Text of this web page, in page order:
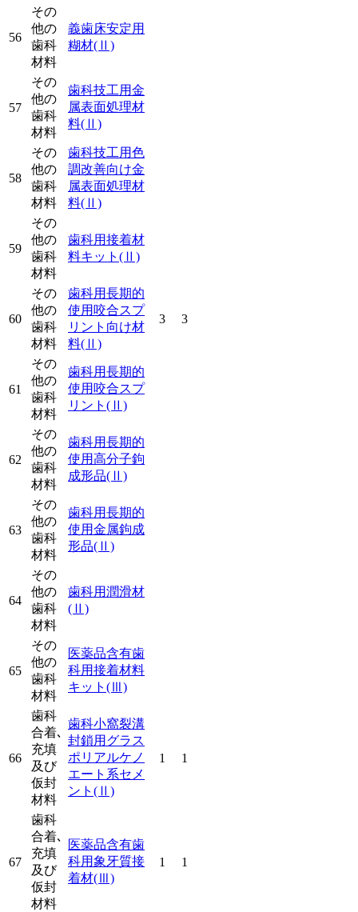
56
その
他の
歯科
材料
義歯床安定用
糊材(Ⅱ)
57
その
他の
歯科
材料
歯科技工用金
属表面処理材
料(Ⅱ)
58
その
他の
歯科
材料
歯科技工用色
調改善向け金
属表面処理材
料(Ⅱ)
59
その
他の
歯科
材料
歯科用接着材
料キット (Ⅱ)
60
その
他の
歯科
材料
歯科用長期的
使用咬合スプ
リント向け材
料(Ⅱ)
3 3
61
その
他の
歯科
材料
歯科用長期的
使用咬合スプ
リント (Ⅱ)
62
その
他の
歯科
材料
歯科用長期的
使用高分子鉤
成形品(Ⅱ)
63
その
他の
歯科
材料
歯科用長期的
使用金属鉤成
形品(Ⅱ)
64
その
他の
歯科
材料
歯科用潤滑材
(Ⅱ)
65
その
他の
歯科
材料
医薬品含有歯
科用接着材料
キット (Ⅲ)
66
歯科
合着､
充填
及び
仮封
材料
歯科小窩裂溝
封鎖用グラス
ポリアルケノ
エート系セメ
ント (Ⅱ)
1 1
67
歯科
合着､
充填
及び
仮封
材料
医薬品含有歯
科用象牙質接
着材(Ⅲ)
1 1